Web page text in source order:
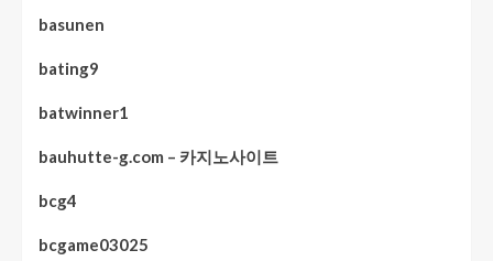
basunen
bating9
batwinner1
bauhutte-g.com – 카지노사이트
bcg4
bcgame03025